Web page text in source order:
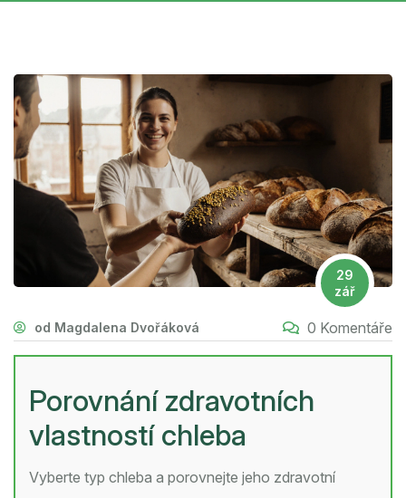
29
zář
od Magdalena Dvořáková 0 Komentáře
Porovnání zdravotních
vlastností chleba
Vyberte typ chleba a porovnejte jeho zdravotní